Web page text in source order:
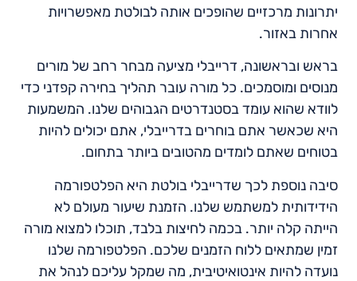
יתרונות מרכזיים שהופכים אותה לבולטת מאפשרויות
אחרות באזור.
בראש ובראשונה, דרייבלי מציעה מבחר רחב של מורים
מנוסים ומוסמכים. כל מורה עובר תהליך בחירה קפדני כדי
לוודא שהוא עומד בסטנדרטים הגבוהים שלנו. המשמעות
היא שכאשר אתם בוחרים בדרייבלי, אתם יכולים להיות
בטוחים שאתם לומדים מהטובים ביותר בתחום.
סיבה נוספת לכך שדרייבלי בולטת היא הפלטפורמה
הידידותית למשתמש שלנו. הזמנת שיעור מעולם לא
הייתה קלה יותר. בכמה לחיצות בלבד, תוכלו למצוא מורה
זמין שמתאים ללוח הזמנים שלכם. הפלטפורמה שלנו
נועדה להיות אינטואיטיבית, מה שמקל עליכם לנהל את